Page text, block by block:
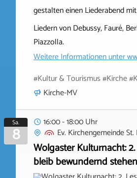
gestalten einen Liederabend mit
Liedern von Debussy, Fauré,
Piazzolla.
Weitere Informationen unter
#Kultur & Tourismus #Kirche
Kirche-MV
Sa.
8
16:00 - 18:00 Uhr
Ev. Kirchengemeinde
Wolgaster Kulturnacht:
bleib bewundernd